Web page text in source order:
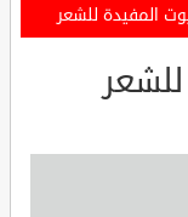
المفيدة للشعر